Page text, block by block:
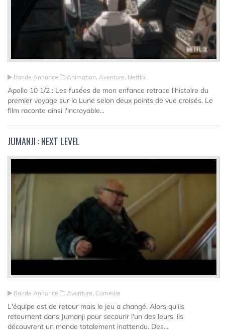
Bande Annonce Animation, Aventure, Netflix
Apollo 10 1/2 : Les fusées de mon enfance retrace l'histoire du
premier voyage sur la Lune selon deux points de vue croisés. Le
film raconte ainsi l'incroyable...
JUMANJI : NEXT LEVEL
Bande Annonce Aventure, Comédie
L'équipe est de retour mais le jeu a changé. Alors qu'ils
retournent dans Jumanji pour secourir l'un des leurs, ils
découvrent un monde totalement inattendu. Des...